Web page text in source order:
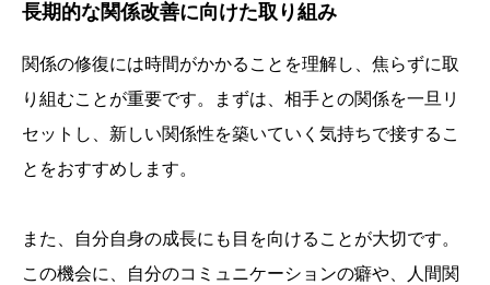
長期的な関係改善に向けた取り組み
関係の修復には時間がかかることを理解し、焦らずに取
り組むことが重要です。まずは、相手との関係を一旦リ
セットし、新しい関係性を築いていく気持ちで接するこ
とをおすすめします。
また、自分自身の成長にも目を向けることが大切です。
この機会に、自分のコミュニケーションの癖や、人間関